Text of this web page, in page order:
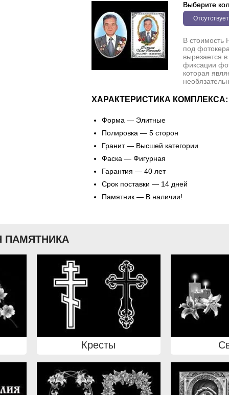
Выберите
Отсутствует
В стоимость
под
вырезается
фиксации
которая
ХАРАКТЕРИСТИКА КОМПЛЕКСА:
Форма — Элитные
Полировка — 5 сторон
Гранит — Высшей категории
Фаска — Фигурная
Гарантия — 40 лет
Срок поставки — 14 дней
Памятник — В наличии!
ПАМЯТНИКА
Кресты